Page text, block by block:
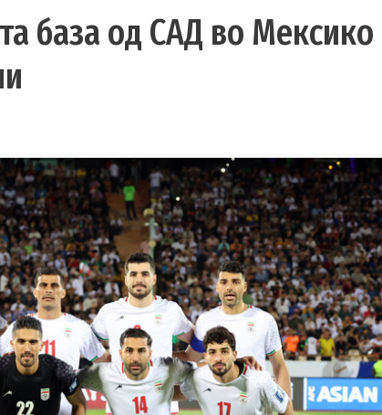
база од САД во Мексико